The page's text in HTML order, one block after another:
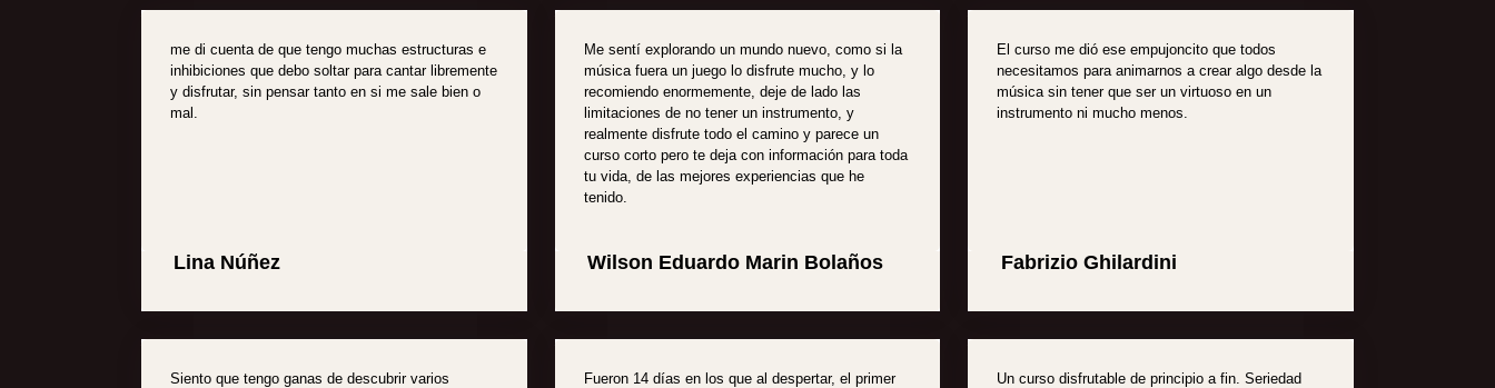
me di cuenta de que tengo muchas estructuras e
inhibiciones que debo soltar para cantar libremente
y disfrutar, sin pensar tanto en si me sale bien o
mal.
Lina Núñez
Me sentí explorando un mundo nuevo, como si la
música fuera un juego lo disfrute mucho, y lo
recomiendo enormemente, deje de lado las
limitaciones de no tener un instrumento, y
realmente disfrute todo el camino y parece un
curso corto pero te deja con información para toda
tu vida, de las mejores experiencias que he
tenido.
Wilson Eduardo Marin Bolaños
El curso me dió ese empujoncito que todos
necesitamos para animarnos a crear algo desde la
música sin tener que ser un virtuoso en un
instrumento ni mucho menos.
Fabrizio Ghilardini
Siento que tengo ganas de descubrir varios
Fueron 14 días en los que al despertar, el primer
Un curso disfrutable de principio a fin. Seriedad